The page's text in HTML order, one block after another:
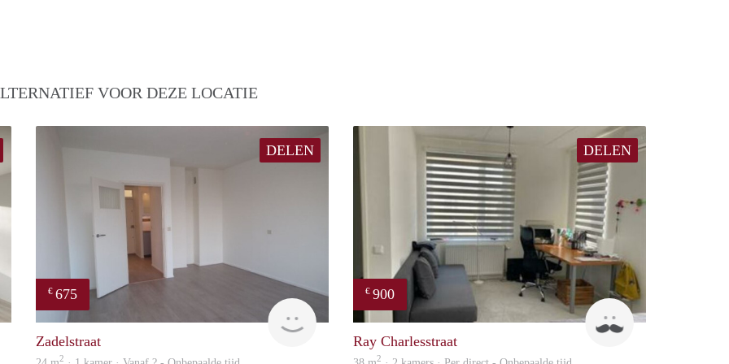
VOOR DEZE LOCATIE
Woning
DELEN
€ 675
Zadelstraat
2
DELEN
€ 900
Rama
Ray Charlesstraat
2